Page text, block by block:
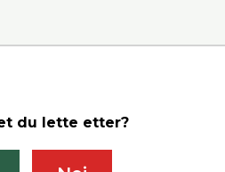
du lette etter?